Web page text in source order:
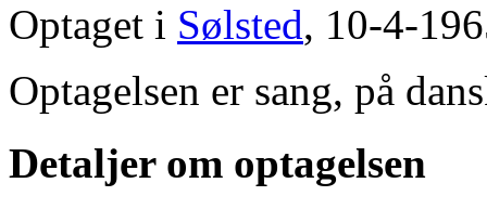
Optaget i Sølsted, 10-4-
Optagelsen er sang, på
Detaljer om optagelsen